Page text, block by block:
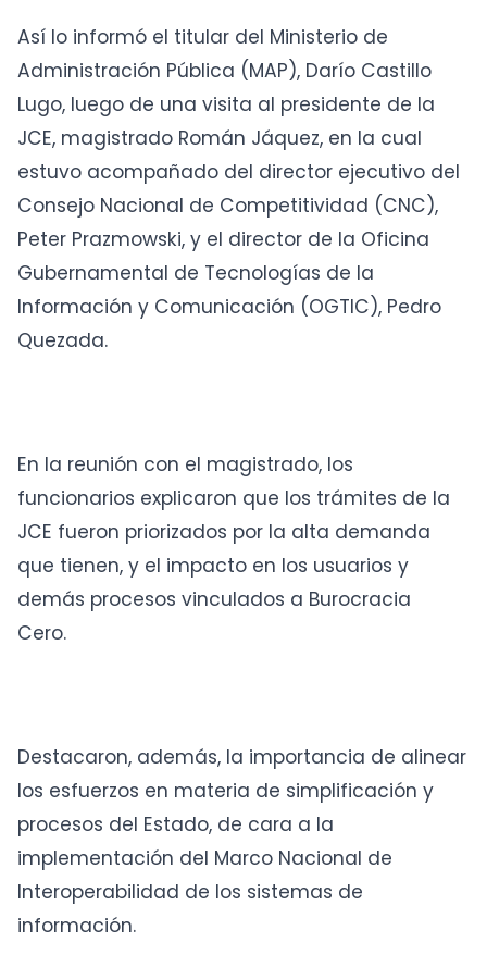
Así lo informó el titular del Ministerio de
Administración Pública (MAP), Darío Castillo
Lugo, luego de una visita al presidente de la
JCE, magistrado Román Jáquez, en la cual
estuvo acompañado del director ejecutivo del
Consejo Nacional de Competitividad (CNC),
Peter Prazmowski, y el director de la Oficina
Gubernamental de Tecnologías de la
Información y Comunicación (OGTIC), Pedro
Quezada.
En la reunión con el magistrado, los
funcionarios explicaron que los trámites de la
JCE fueron priorizados por la alta demanda
que tienen, y el impacto en los usuarios y
demás procesos vinculados a Burocracia
Cero.
Destacaron, además, la importancia de alinear
los esfuerzos en materia de simplificación y
procesos del Estado, de cara a la
implementación del Marco Nacional de
Interoperabilidad de los sistemas de
información.